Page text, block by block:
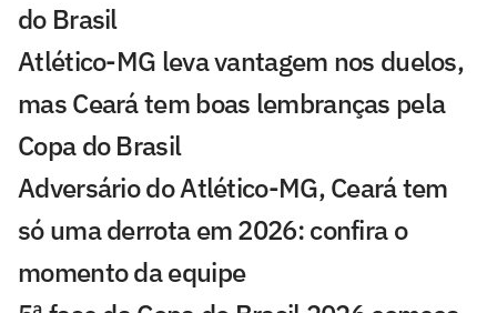
do Brasil
Atlético-MG leva vantagem nos duelos,
mas Ceará tem boas lembranças pela
Copa do Brasil
Adversário do Atlético-MG, Ceará tem
só uma derrota em 2026: confira o
momento da equipe